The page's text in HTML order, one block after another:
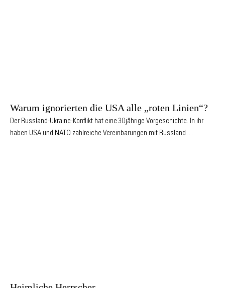
Warum ignorierten die USA alle „roten Linien“?
Der Russland-Ukraine-Konflikt hat eine 30jährige Vorgeschichte. In ihr
haben USA und NATO zahlreiche Vereinbarungen mit Russland…